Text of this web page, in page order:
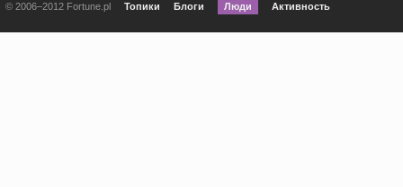
© 2006–2012 Fortune.pl Топики Блоги Люди Активность